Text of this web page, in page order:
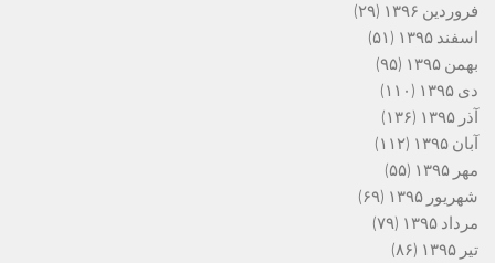
فروردین ۱۳۹۶
(۲۹)
اسفند ۱۳۹۵
(۵۱)
بهمن ۱۳۹۵
(۹۵)
دی ۱۳۹۵
(۱۱۰)
آذر ۱۳۹۵
(۱۳۶)
آبان ۱۳۹۵
(۱۱۲)
مهر ۱۳۹۵
(۵۵)
شهریور ۱۳۹۵
(۶۹)
مرداد ۱۳۹۵
(۷۹)
تیر ۱۳۹۵
(۸۶)